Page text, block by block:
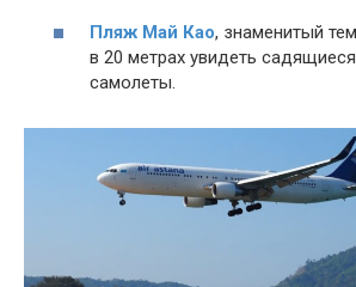
Пляж Май Као, знаменитый
в 20 метрах увидеть
самолеты.